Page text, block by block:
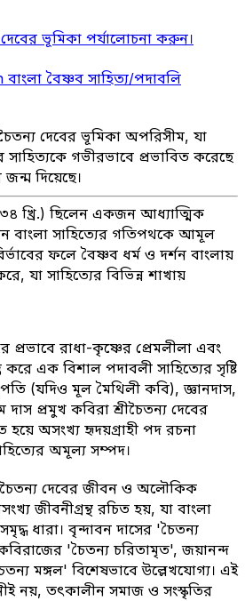
দেবের ভূমিকা পর্যালোচনা করুন।
বাংলাবৈষ্ণব সাহিত্য/পদাবলি
দেবের ভূমিকা অপরিসীম, যা
গভীরভাবে প্রভাবিত করেছে
দিয়েছে।
খ্রি.) ছিলেন একজন আধ্যাত্মিক
বাংলা সাহিত্যের গতিপথকে আমূল
ফলে বৈষ্ণব ধর্ম ও দর্শন বাংলায়
যা সাহিত্যের বিভিন্ন শাখায়
প্রভাবে রাধা-কৃষ্ণের প্রেমলীলা এবং
করে এক বিশাল পদাবলী সাহিত্যের সৃষ্টি
(যদিও মূল মৈথিলী কবি), জ্ঞানদাস,
দাস প্রমুখ কবিরা শ্রীচৈতন্য দেবের
হয়ে অসংখ্য হৃদয়গ্রাহী পদ রচনা
অমূল্য সম্পদ।
দেবের জীবন ও অলৌকিক
জীবনীগ্রন্থ রচিত হয়, যা বাংলা
ধারা। বৃন্দাবন দাসের 'চৈতন্য
'চৈতন্য চরিতামৃত', জয়ানন্দ
মঙ্গল' বিশেষভাবে উল্লেখযোগ্য। এই
নয়, তৎকালীন সমাজ ও সংস্কৃতির